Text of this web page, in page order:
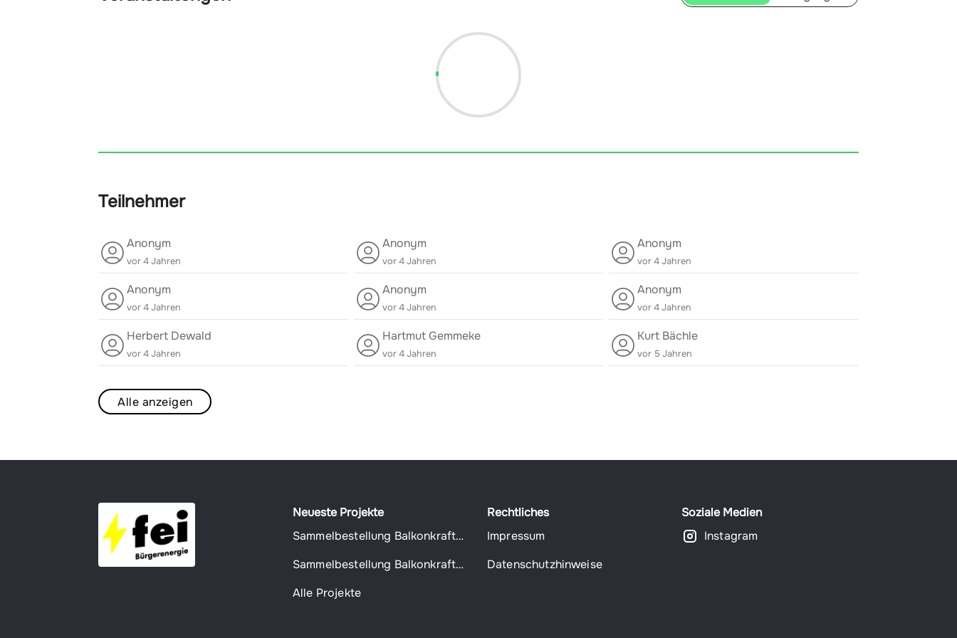
Teilnehmer
Anonym
vor 4 Jahren
Anonym
vor 4 Jahren
Anonym
vor 4 Jahren
Anonym
vor 4 Jahren
Anonym
vor 4 Jahren
Anonym
vor 4 Jahren
Herbert Dewald
vor 4 Jahren
Hartmut Gemmeke
vor 4 Jahren
Kurt Bächle
vor 5 Jahren
Alle anzeigen
Neueste Projekte
Sammelbestellung Balkonkraftwerke
Sammelbestellung Balkonkraftwerke
Alle Projekte
Rechtliches
Impressum
Datenschutzhinweise
Soziale Medien
Instagram